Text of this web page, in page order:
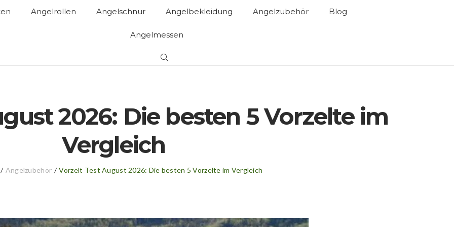
Angelrollen Angelschnur Angelbekleidung Angelzubehör Blog
Angelmessen
2026: Die besten 5 Vorzelte im
Vergleich
/ Angelzubehör / Vorzelt Test August 2026: Die besten 5 Vorzelte im Vergleich